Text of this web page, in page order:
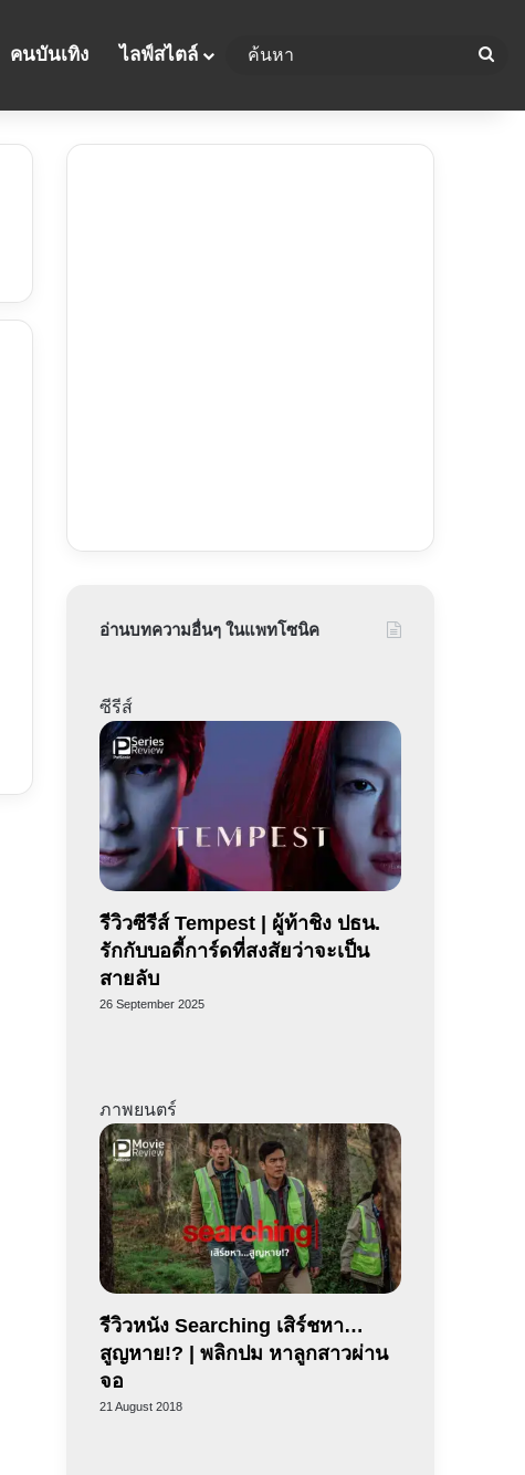
คนบันเทิง ไลฟ์สไตล์
อ่านบทความอื่นๆ ในแพทโซนิค
ซีรีส์
รีวิวซีรีส์ Tempest | ผู้ท้าชิง ปธน.
รักกับบอดี้การ์ดที่สงสัยว่าจะเป็น
สายลับ
26 September 2025
ภาพยนตร์
รีวิวหนัง Searching เสิร์ชหา…
สูญหาย!? | พลิกปม หาลูกสาวผ่าน
จอ
21 August 2018